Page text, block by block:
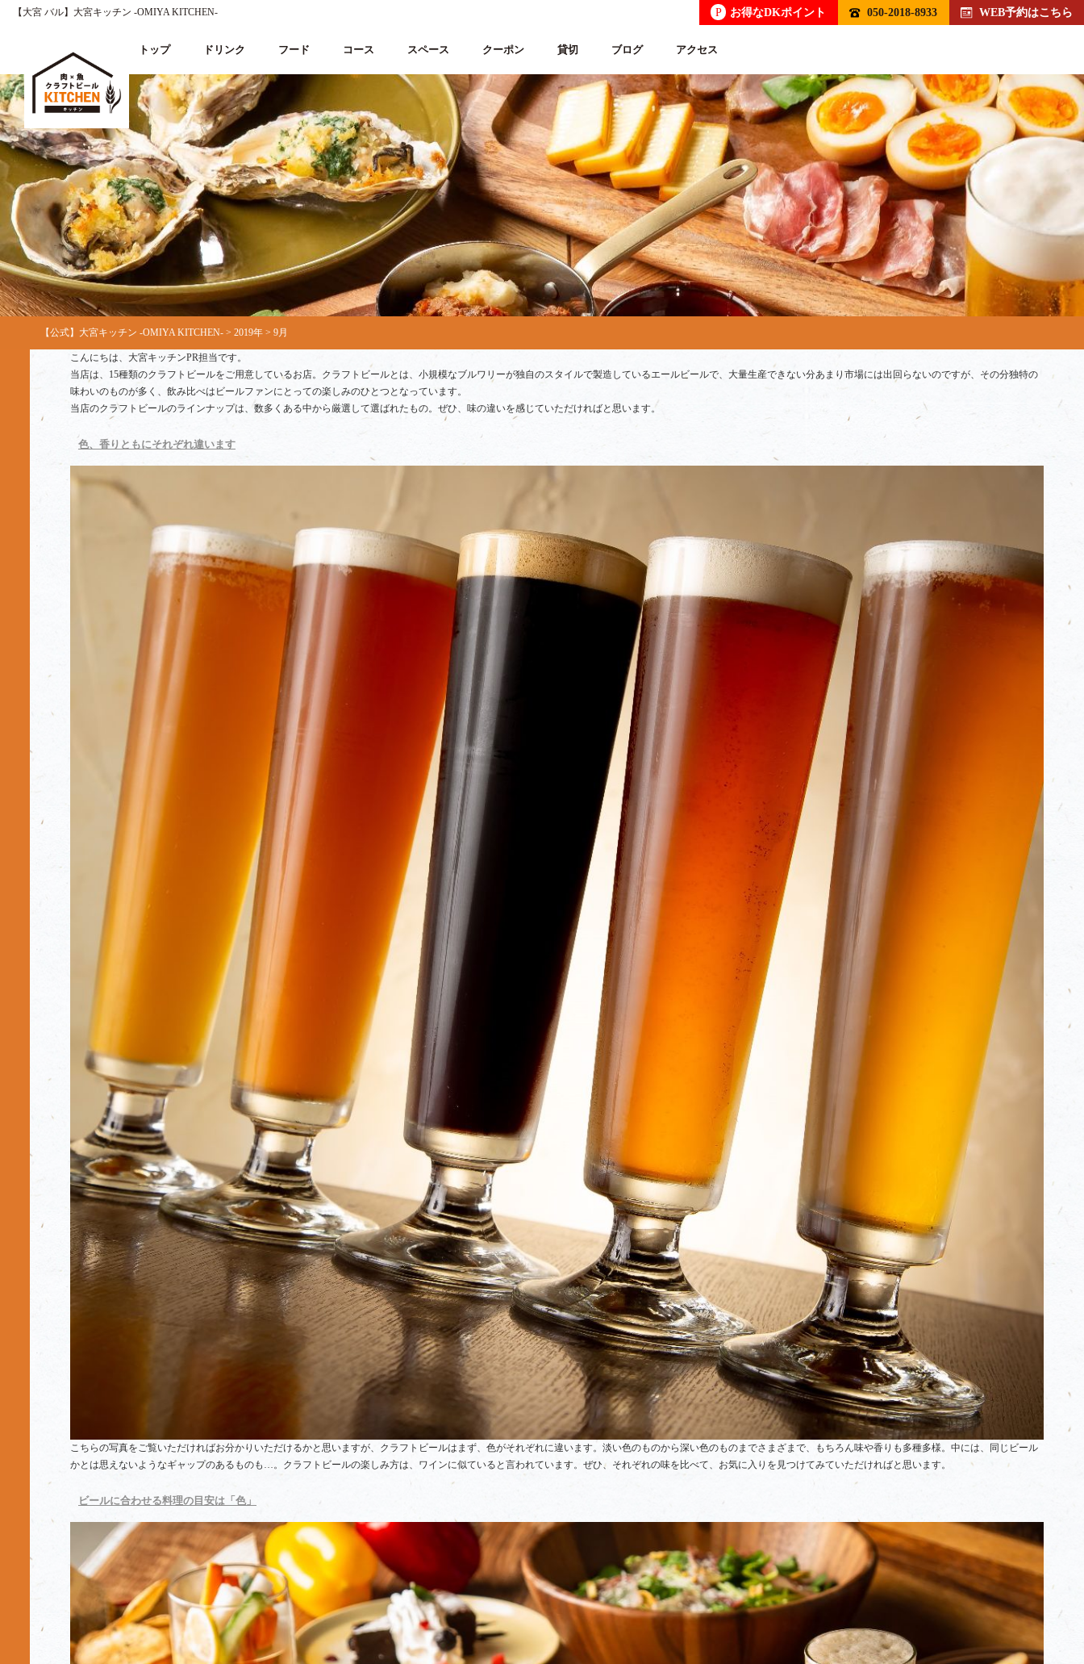
【大宮 バル】大宮キッチン ‐OMIYA KITCHEN‐ P お得なDKポイント 050-2018-8933 WEB予約はこちら
トップ ドリンク フード コース スペース クーポン 貸切 ブログ アクセス
【公式】大宮キッチン ‐OMIYA KITCHEN‐ > 2019年 > 9月
こんにちは、大宮キッチンPR担当です。
当店は、15種類のクラフトビールをご用意しているお店。クラフトビールとは、小規模なブルワリーが独自のスタイルで製造しているエールビールで、大量生産できない分あまり市場には出回らないのですが、その分独特の
味わいのものが多く、飲み比べはビールファンにとっての楽しみのひとつとなっています。
当店のクラフトビールのラインナップは、数多くある中から厳選して選ばれたもの。ぜひ、味の違いを感じていただければと思います。
色、香りともにそれぞれ違います
こちらの写真をご覧いただければお分かりいただけるかと思いますが、クラフトビールはまず、色がそれぞれに違います。淡い色のものから深い色のものまでさまざまで、もちろん味や香りも多種多様。中には、同じビール
かとは思えないようなギャップのあるものも…。クラフトビールの楽しみ方は、ワインに似ていると言われています。ぜひ、それぞれの味を比べて、お気に入りを見つけてみていただければと思います。
ビールに合わせる料理の目安は「色」